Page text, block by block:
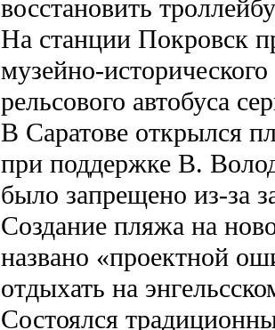
восстановить
На станции Покровск
музейно-
рельсового автобуса
В Саратове открылся
при поддержке В.
было запрещено из-за
Создание пляжа на
названо «проектной
отдыхать на
Состоялся